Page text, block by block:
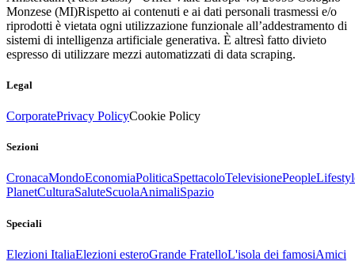
Monzese (MI)Rispetto ai contenuti e ai dati personali trasmessi e/o
riprodotti è vietata ogni utilizzazione funzionale all’addestramento di
sistemi di intelligenza artificiale generativa. È altresì fatto divieto
espresso di utilizzare mezzi automatizzati di data scraping.
Legal
CorporatePrivacy PolicyCookie Policy
Sezioni
CronacaMondoEconomiaPoliticaSpettacoloTelevisionePeople
PlanetCulturaSaluteScuolaAnimaliSpazio
Speciali
Elezioni ItaliaElezioni esteroGrande FratelloL'isola dei famosiAmici